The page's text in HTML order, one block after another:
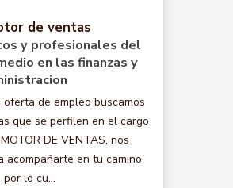
de ventas
y profesionales del
en las finanzas y
oferta de empleo buscamos
que se perfilen en el cargo
DE VENTAS, nos
acompañarte en tu camino
lo cu...